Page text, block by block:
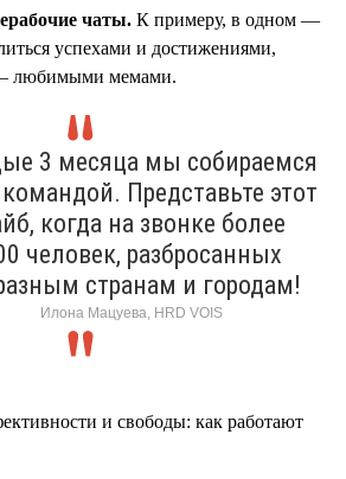
чаты. К примеру, в одном —
успехами и достижениями,
любимыми мемами.
3 месяца мы собираемся
Представьте этот
когда на звонке более
человек, разбросанных
странам и городам!
Илона Мацуева, HRD VOIS